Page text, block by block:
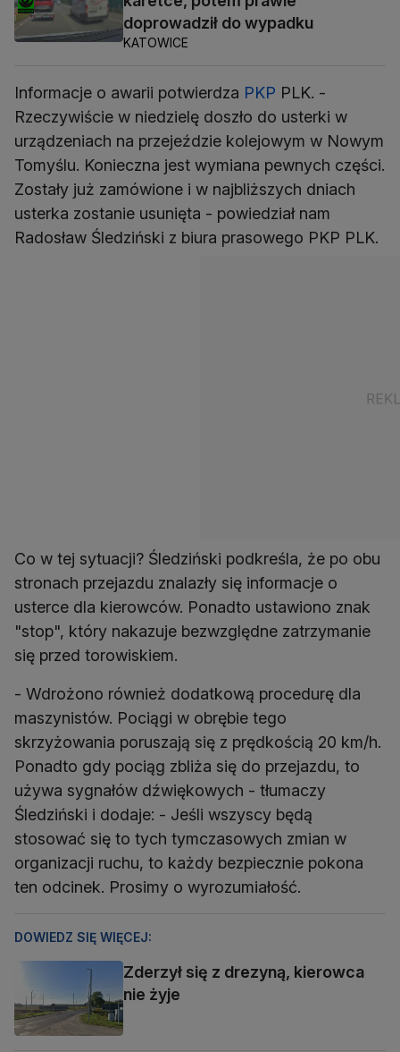
doprowadził do wypadku
KATOWICE
Informacje o awarii potwierdza PKP PLK. -
Rzeczywiście w niedzielę doszło do usterki w
urządzeniach na przejeździe kolejowym w Nowym
Tomyślu. Konieczna jest wymiana pewnych części.
Zostały już zamówione i w najbliższych dniach
usterka zostanie usunięta - powiedział nam
Radosław Śledziński z biura prasowego PKP PLK.
Co w tej sytuacji? Śledziński podkreśla, że po obu
stronach przejazdu znalazły się informacje o
usterce dla kierowców. Ponadto ustawiono znak
"stop", który nakazuje bezwzględne zatrzymanie
się przed torowiskiem.
- Wdrożono również dodatkową procedurę dla
maszynistów. Pociągi w obrębie tego
skrzyżowania poruszają się z prędkością 20 km/h.
Ponadto gdy pociąg zbliża się do przejazdu, to
używa sygnałów dźwiękowych - tłumaczy
Śledziński i dodaje: - Jeśli wszyscy będą
stosować się to tych tymczasowych zmian w
organizacji ruchu, to każdy bezpiecznie pokona
ten odcinek. Prosimy o wyrozumiałość.
DOWIEDZ SIĘ WIĘCEJ:
Zderzył się z drezyną, kierowca
nie żyje